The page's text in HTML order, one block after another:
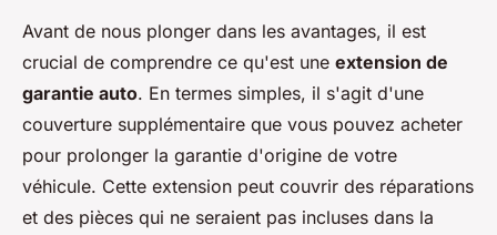
Avant de nous plonger dans les avantages, il est
crucial de comprendre ce qu'est une extension de
garantie auto. En termes simples, il s'agit d'une
couverture supplémentaire que vous pouvez acheter
pour prolonger la garantie d'origine de votre
véhicule. Cette extension peut couvrir des réparations
et des pièces qui ne seraient pas incluses dans la